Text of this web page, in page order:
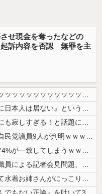
せ現金を奪ったなどの
訴内容を否認 無罪を主
【画像】北朝鮮のビアガール、エッッッッッッッッッッッッッッッッッ！
【赤っ恥】「航空機事故で『搭乗者に日本人は居ない』という発表は嫌い。人...
昭和を代表する女優の晩年があまりにも寂しすぎる！と話題に、自身の子供を...
【悲報】消費税減税に反対している自民党議員9人が判明ｗｗｗｗｗｗ
【悲報】ヤニねこで抜けるキャラ、74%が一致してしまうｗｗｗｗｗ
【速報】バスローブ姿の秋田県幹部職員による記者会見問題、ラブホテルから...
会社のカメラ部で「商品を手に持って水着お姉さんがにっこり」を撮影、だが...